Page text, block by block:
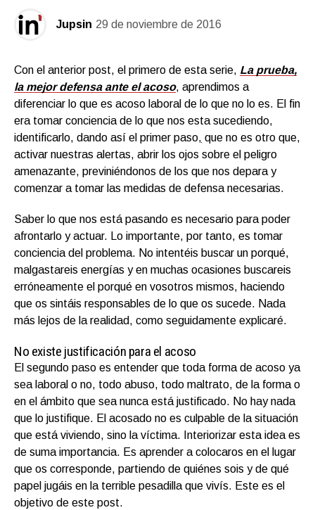
Jupsin 29 de noviembre de 2016
Con el anterior post, el primero de esta serie, La prueba,
la mejor defensa ante el acoso, aprendimos a
diferenciar lo que es acoso laboral de lo que no lo es. El fin
era tomar conciencia de lo que nos esta sucediendo,
identificarlo, dando así el primer paso, que no es otro que,
activar nuestras alertas, abrir los ojos sobre el peligro
amenazante, previniéndonos de los que nos depara y
comenzar a tomar las medidas de defensa necesarias.
Saber lo que nos está pasando es necesario para poder
afrontarlo y actuar. Lo importante, por tanto, es tomar
conciencia del problema. No intentéis buscar un porqué,
malgastareis energías y en muchas ocasiones buscareis
erróneamente el porqué en vosotros mismos, haciendo
que os sintáis responsables de lo que os sucede. Nada
más lejos de la realidad, como seguidamente explicaré.
No existe justificación para el acoso
El segundo paso es entender que toda forma de acoso ya
sea laboral o no, todo abuso, todo maltrato, de la forma o
en el ámbito que sea nunca está justificado. No hay nada
que lo justifique. El acosado no es culpable de la situación
que está viviendo, sino la víctima. Interiorizar esta idea es
de suma importancia. Es aprender a colocaros en el lugar
que os corresponde, partiendo de quiénes sois y de qué
papel jugáis en la terrible pesadilla que vivís. Este es el
objetivo de este post.